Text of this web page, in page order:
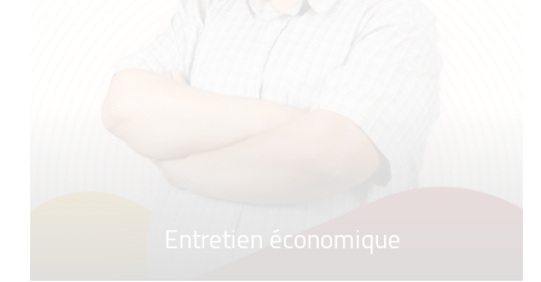
Entretien économique